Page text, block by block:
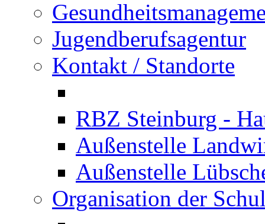
Jugendberufsagentur
Kontakt / Standorte
RBZ Steinburg -
Außenstelle
Außenstelle
Organisation der